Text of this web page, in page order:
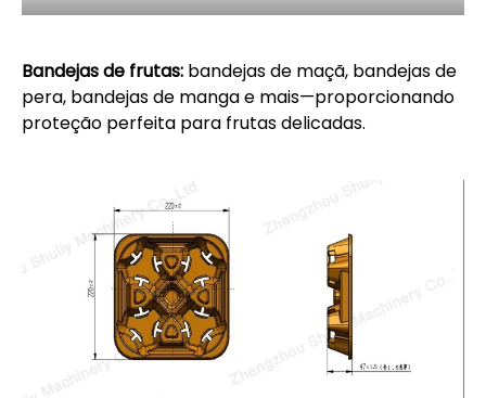
Bandejas de frutas: bandejas de maçã, bandejas de
pera, bandejas de manga e mais—proporcionando
proteção perfeita para frutas delicadas.